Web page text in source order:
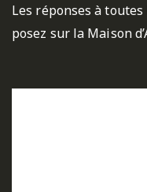
Les réponses à
posez sur la Maison